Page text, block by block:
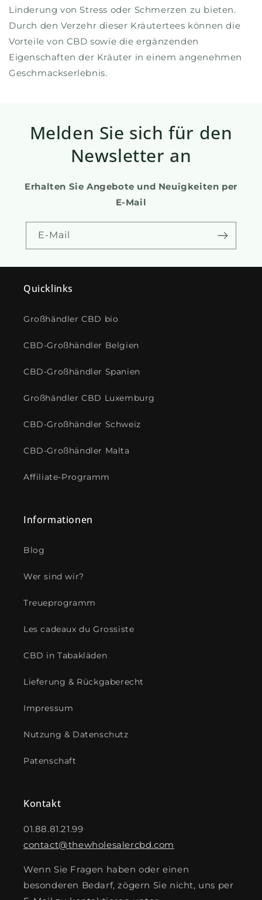
Linderung von Stress oder Schmerzen zu bieten.
Durch den Verzehr dieser Kräutertees können die
Vorteile von CBD sowie die ergänzenden
Eigenschaften der Kräuter in einem angenehmen
Geschmackserlebnis.
Melden Sie sich für den
Newsletter an
Erhalten Sie Angebote und Neuigkeiten per
E-Mail
E-Mail
Quicklinks
Großhändler CBD bio
CBD-Großhändler Belgien
CBD-Großhändler Spanien
Großhändler CBD Luxemburg
CBD-Großhändler Schweiz
CBD-Großhändler Malta
Affiliate-Programm
Informationen
Blog
Wer sind wir?
Treueprogramm
Les cadeaux du Grossiste
CBD in Tabakläden
Lieferung & Rückgaberecht
Impressum
Nutzung & Datenschutz
Patenschaft
Kontakt
01.88.81.21.99
contact@thewholesalercbd.com
Wenn Sie Fragen haben oder einen
besonderen Bedarf, zögern Sie nicht, uns per